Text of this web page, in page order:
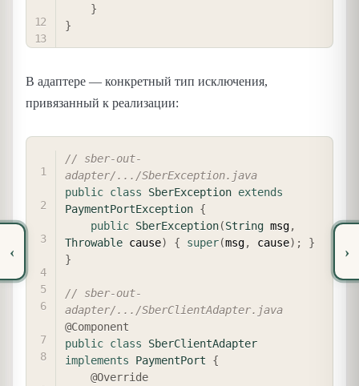
‹
}
}
В адаптере — конкретный тип исключения,
привязанный к реализации:
// sber-out-
adapter/.../SberException.java
public class SberException extends
PaymentPortException {
public SberException(String msg,
Throwable cause) { super(msg, cause) ;
}
}
// sber-out-
adapter/.../SberClientAdapter.java
@Component
public class
SberClientAdapter
implements
PaymentPort
{
@Override
›